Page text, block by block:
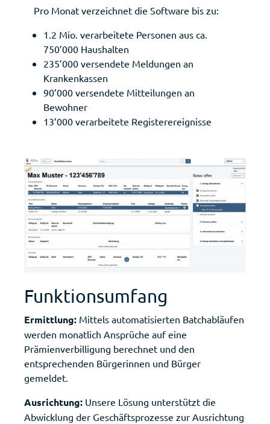
Pro Monat verzeichnet die Software bis zu:
1.2 Mio. verarbeitete Personen aus ca.
750’000 Haushalten
235’000 versendete Meldungen an
Krankenkassen
90’000 versendete Mitteilungen an
Bewohner
13’000 verarbeitete Registerereignisse
Funktionsumfang
Ermittlung: Mittels automatisierten Batchabläufen
werden monatlich Ansprüche auf eine
Prämienverbilligung berechnet und den
entsprechenden Bürgerinnen und Bürger
gemeldet.
Ausrichtung: Unsere Lösung unterstützt die
Abwicklung der Geschäftsprozesse zur Ausrichtung